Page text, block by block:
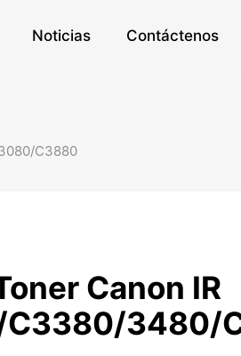
Noticias Contáctenos
C3880
Canon IR
3480/